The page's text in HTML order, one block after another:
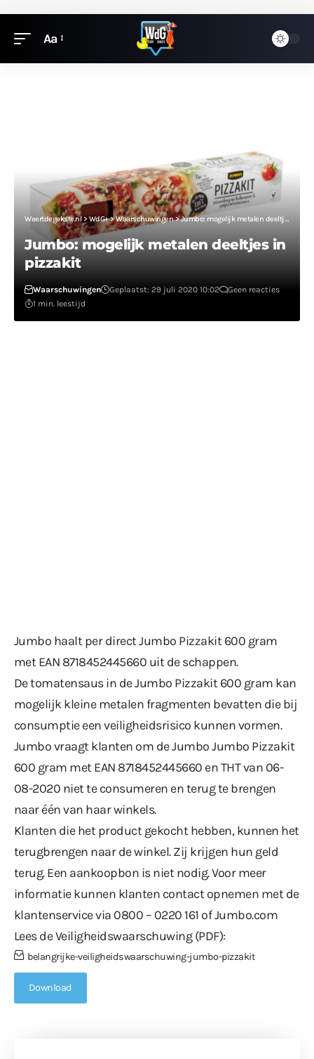
Aa
Weertdegekste.nl>WdG+>Waarschuwingen>Jumbo: mogelijk metalen deeltjes in pizzakit
Jumbo: mogelijk metalen deeltjes in
pizzakit
Waarschuwingen Geplaatst: 29 juli 2020 10:02
Geen reacties
1 min. leestijd
Jumbo haalt per direct Jumbo Pizzakit 600 gram
met EAN 8718452445660 uit de schappen.
De tomatensaus in de Jumbo Pizzakit 600 gram kan
mogelijk kleine metalen fragmenten bevatten die bij
consumptie een veiligheidsrisico kunnen vormen.
Jumbo vraagt klanten om de Jumbo Jumbo Pizzakit
600 gram met EAN 8718452445660 en THT van 06-
08-2020 niet te consumeren en terug te brengen
naar één van haar winkels.
Klanten die het product gekocht hebben, kunnen het
terugbrengen naar de winkel. Zij krijgen hun geld
terug. Een aankoopbon is niet nodig. Voor meer
informatie kunnen klanten contact opnemen met de
klantenservice via 0800 – 0220 161 ofJumbo.com
Lees de Veiligheidswaarschuwing (PDF):
belangrijke-veiligheidswaarschuwing-jumbo-pizzakit
Download